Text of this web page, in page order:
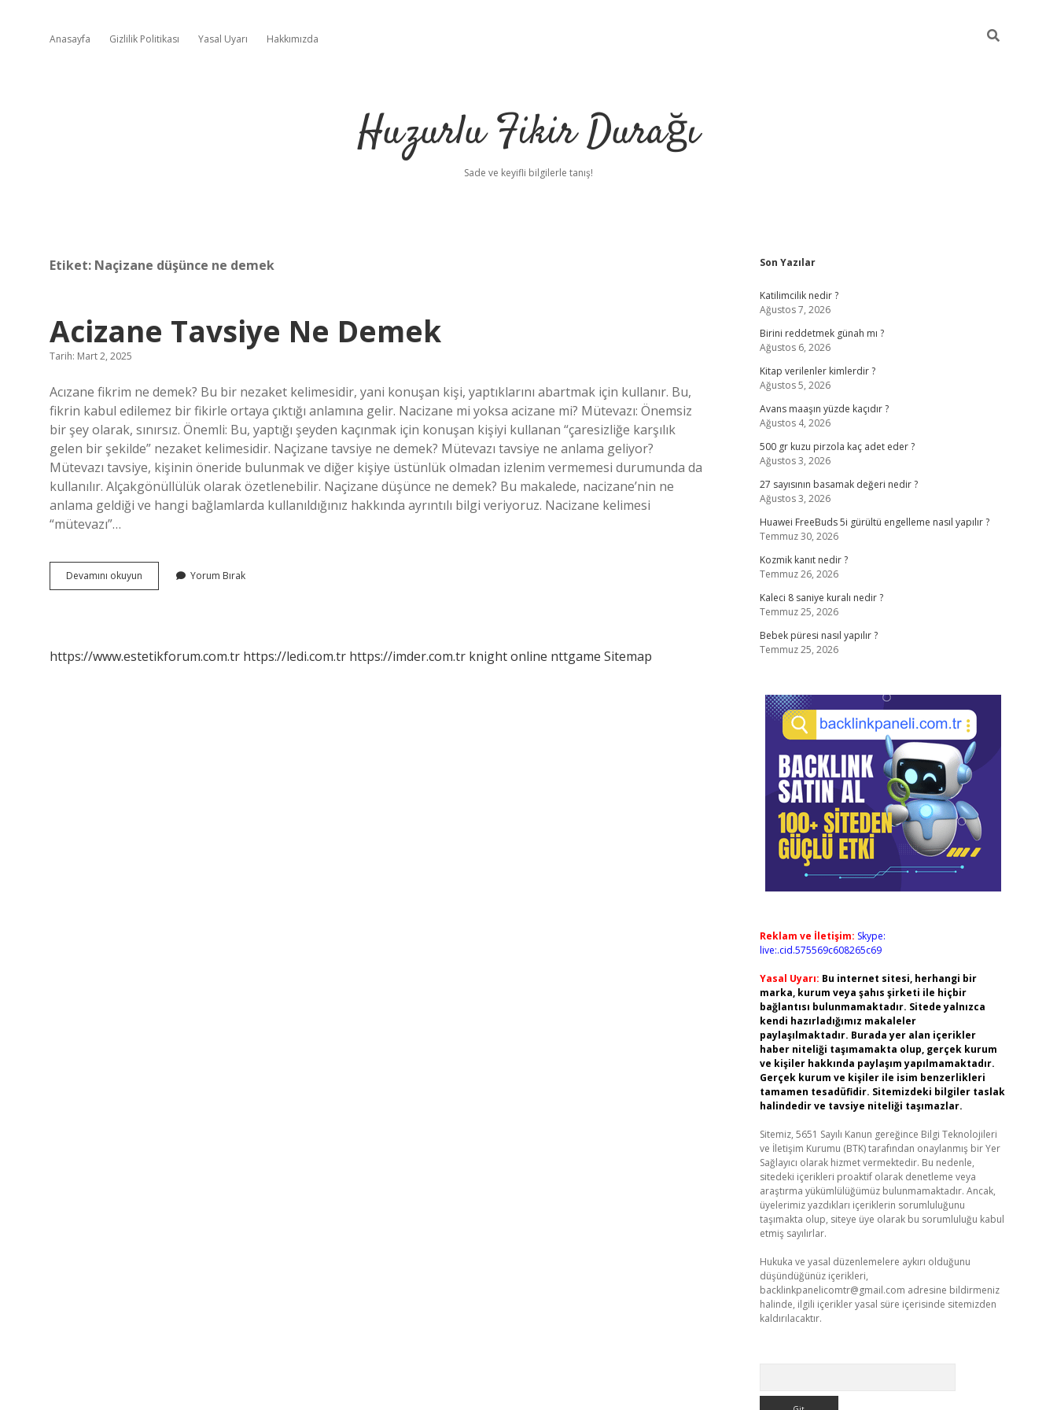
Anasayfa Gizlilik Politikası Yasal Uyarı Hakkımızda
Huzurlu Fikir Durağı
Sade ve keyifli bilgilerle tanış!
Etiket: Naçizane düşünce ne demek
Acizane Tavsiye Ne Demek
Tarih: Mart 2, 2025
Acızane fikrim ne demek? Bu bir nezaket kelimesidir, yani konuşan kişi, yaptıklarını abartmak için kullanır. Bu,
fikrin kabul edilemez bir fikirle ortaya çıktığı anlamına gelir. Nacizane mi yoksa acizane mi? Mütevazı: Önemsiz
bir şey olarak, sınırsız. Önemli: Bu, yaptığı şeyden kaçınmak için konuşan kişiyi kullanan “çaresizliğe karşılık
gelen bir şekilde” nezaket kelimesidir. Naçizane tavsiye ne demek? Mütevazı tavsiye ne anlama geliyor?
Mütevazı tavsiye, kişinin öneride bulunmak ve diğer kişiye üstünlük olmadan izlenim vermemesi durumunda da
kullanılır. Alçakgönüllülük olarak özetlenebilir. Naçizane düşünce ne demek? Bu makalede, nacizane’nin ne
anlama geldiği ve hangi bağlamlarda kullanıldığınız hakkında ayrıntılı bilgi veriyoruz. Nacizane kelimesi
“mütevazı”…
Devamını okuyun
Tavsiye
Yorum Bırak
https://www.estetikforum.com.tr https://ledi.com.tr https://imder.com.tr knight online nttgame Sitemap
Sidebar
Son Yazılar
Katilimcilik nedir ?
Ağustos 7, 2026
Birini reddetmek günah mı ?
Ağustos 6, 2026
Kitap verilenler kimlerdir ?
Ağustos 5, 2026
Avans maaşın yüzde kaçıdır ?
Ağustos 4, 2026
500 gr kuzu pirzola kaç adet eder ?
Ağustos 3, 2026
27 sayısının basamak değeri nedir ?
Ağustos 3, 2026
Huawei FreeBuds 5i gürültü engelleme nasıl yapılır ?
Temmuz 30, 2026
Kozmik kanıt nedir ?
Temmuz 26, 2026
Kaleci 8 saniye kuralı nedir ?
Temmuz 25, 2026
Bebek püresi nasıl yapılır ?
Temmuz 25, 2026
Reklam ve İletişim: Skype:
live:.cid.575569c608265c69
Yasal Uyarı: Bu internet sitesi, herhangi bir
marka, kurum veya şahıs şirketi ile hiçbir
bağlantısı bulunmamaktadır. Sitede yalnızca
kendi hazırladığımız makaleler
paylaşılmaktadır. Burada yer alan içerikler
haber niteliği taşımamakta olup, gerçek kurum
ve kişiler hakkında paylaşım yapılmamaktadır.
Gerçek kurum ve kişiler ile isim benzerlikleri
tamamen tesadüfidir. Sitemizdeki bilgiler taslak
halindedir ve tavsiye niteliği taşımazlar.
Sitemiz, 5651 Sayılı Kanun gereğince Bilgi Teknolojileri
ve İletişim Kurumu (BTK) tarafından onaylanmış bir Yer
Sağlayıcı olarak hizmet vermektedir. Bu nedenle,
sitedeki içerikleri proaktif olarak denetleme veya
araştırma yükümlülüğümüz bulunmamaktadır. Ancak,
üyelerimiz yazdıkları içeriklerin sorumluluğunu
taşımakta olup, siteye üye olarak bu sorumluluğu kabul
etmiş sayılırlar.
Hukuka ve yasal düzenlemelere aykırı olduğunu
düşündüğünüz içerikleri,
backlinkpanelicomtr@gmail.com adresine bildirmeniz
halinde, ilgili içerikler yasal süre içerisinde sitemizden
kaldırılacaktır.
ilbet giriş